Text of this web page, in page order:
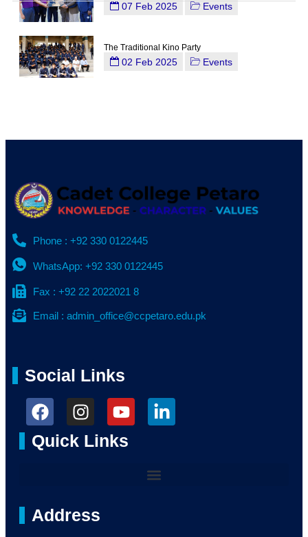
07 Feb 2025 Events
The Traditional Kino Party
02 Feb 2025 Events
Phone : +92 330 0122445
WhatsApp: +92 330 0122445
Fax : +92 22 2022021 8
Email : admin_office@ccpetaro.edu.pk
Social Links
Quick Links
Address